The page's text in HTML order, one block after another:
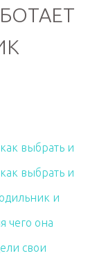
выбрать и
выбрать и
и
чего она
свои